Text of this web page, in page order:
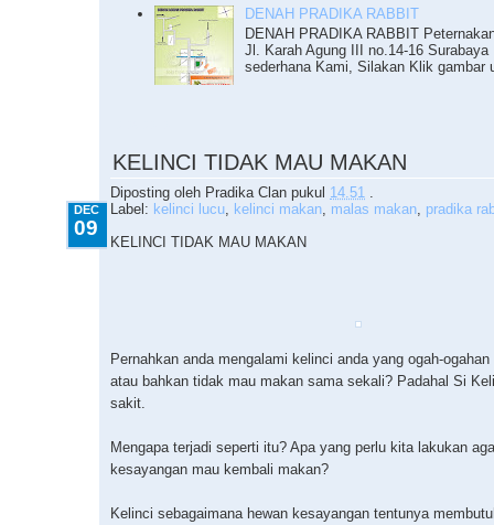
DENAH PRADIKA RABBIT
DENAH PRADIKA RABBIT
Jl. Karah Agung III no.14-16 Surabaya
sederhana Kami, Silakan Klik gambar
KELINCI TIDAK MAU MAKAN
Diposting oleh Pradika Clan pukul 14.51
DEC
09
Label: kelinci lucu kelinci makan malas makan pradika
KELINCI TIDAK MAU MAKAN
Pernahkan anda mengalami kelinci anda yang ogah-
atau bahkan tidak mau makan sama sekali? Padahal Si
sakit.
Mengapa terjadi seperti itu? Apa yang perlu kita lakukan
kesayangan mau kembali makan?
Kelinci sebagaimana hewan kesayangan tentunya